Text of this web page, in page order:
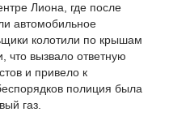
Лиона, где после
автомобильное
колотили по крышам
что вызвало ответную
и привело к
полиция была
газ.